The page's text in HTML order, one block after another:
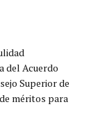
del Acuerdo
Superior de
méritos para